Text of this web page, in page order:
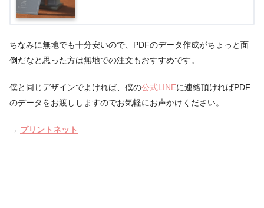
ちなみに無地でも十分安いので、PDFのデータ作成がちょっと面
倒だなと思った方は無地での注文もおすすめです。
僕と同じデザインでよければ、僕の公式LINEに連絡頂ければPDF
のデータをお渡ししますのでお気軽にお声かけください。
→ プリントネット